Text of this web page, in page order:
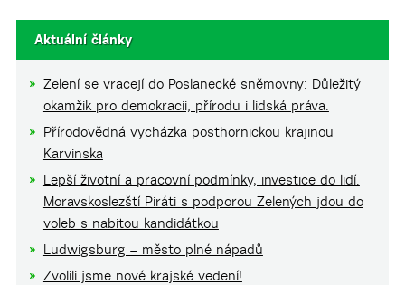
Aktuální články
Zelení se vracejí do Poslanecké sněmovny: Důležitý
okamžik pro demokracii, přírodu i lidská práva.
Přírodovědná vycházka posthornickou krajinou
Karvinska
Lepší životní a pracovní podmínky, investice do lidí.
Moravskoslezští Piráti s podporou Zelených jdou do
voleb s nabitou kandidátkou
Ludwigsburg – město plné nápadů
Zvolili jsme nové krajské vedení!